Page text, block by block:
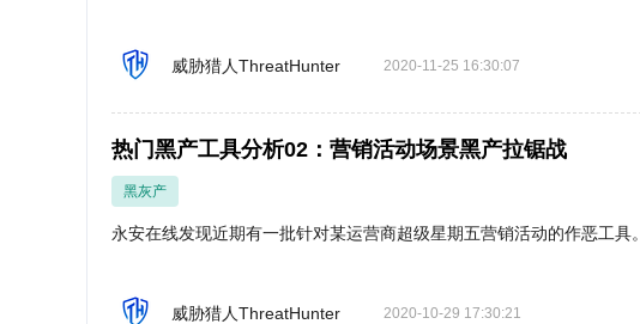
威胁猎人ThreatHunter 2020-11-25 16:30:07
热门黑产工具分析02：营销活动场景黑产拉锯战
黑灰产
永安在线发现近期有一批针对某运营商超级星期五营销活动的作恶工具。
威胁猎人ThreatHunter 2020-10-29 17:30:21